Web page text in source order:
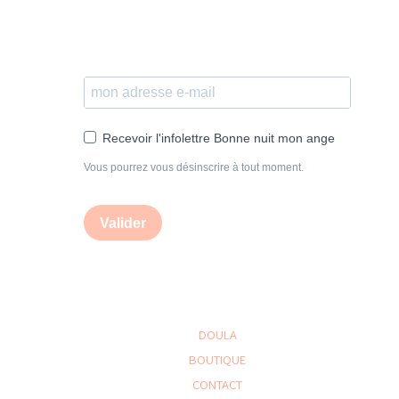
Recevoir l'infolettre Bonne nuit mon ange
Vous pourrez vous désinscrire à tout moment.
Valider
DOULA
BOUTIQUE
CONTACT